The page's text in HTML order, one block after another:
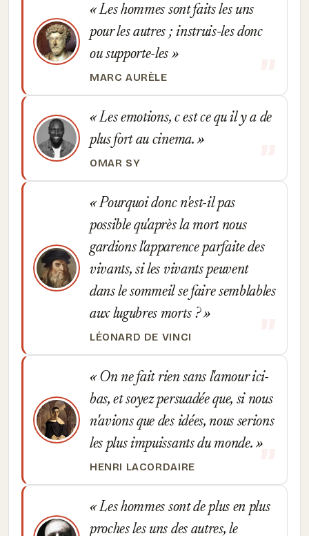
Les hommes sont faits les uns
pour les autres ; instruis-les donc
ou supporte-les
MARC AURÈLE
Les emotions, c est ce qu il y a de
plus fort au cinema.
OMAR SY
Pourquoi donc n'est-il pas
possible qu'après la mort nous
gardions l'apparence parfaite des
vivants, si les vivants peuvent
dans le sommeil se faire semblables
aux lugubres morts ?
LÉONARD DE VINCI
On ne fait rien sans l'amour ici-
bas, et soyez persuadée que, si nous
n'avions que des idées, nous serions
les plus impuissants du monde.
HENRI LACORDAIRE
Les hommes sont de plus en plus
proches les uns des autres, le